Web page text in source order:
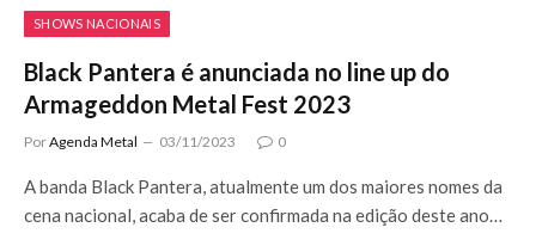
SHOWS NACIONAIS
Black Pantera é anunciada no line up do
Armageddon Metal Fest 2023
PorAgenda Metal 03/11/2023 0
A banda Black Pantera, atualmente um dos maiores nomes da
cena nacional, acaba de ser confirmada na edição deste ano…